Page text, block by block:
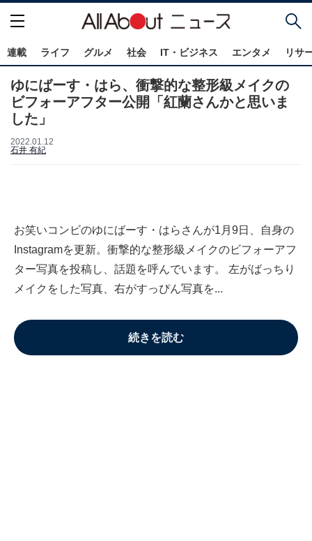
連載 ライフ グルメ 社会 IT・ビジネス エンタメ リサ
ゆにばーす・はら、衝撃的な整形級メイクの
ビフォーアフター公開「紅蘭さんかと思いま
した」
2022.01.12
石井 有紀
お笑いコンビのゆにばーす・はらさんが1月9日、自身の
Instagramを更新。衝撃的な整形級メイクのビフォーアフ
ター写真を投稿し、話題を呼んでいます。 左がばっちり
メイクをした写真、右がすっぴん写真を...
続きを読む